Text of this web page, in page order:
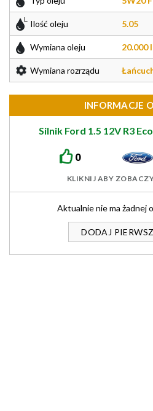
Ilość oleju 5.05
Wymiana oleju 20.000
Wymiana rozrządu
INFORMACJE
Silnik Ford 1.5 12V R3
0
KLIKNIJ ABY
Aktualnie nie ma żadnej
DODAJ